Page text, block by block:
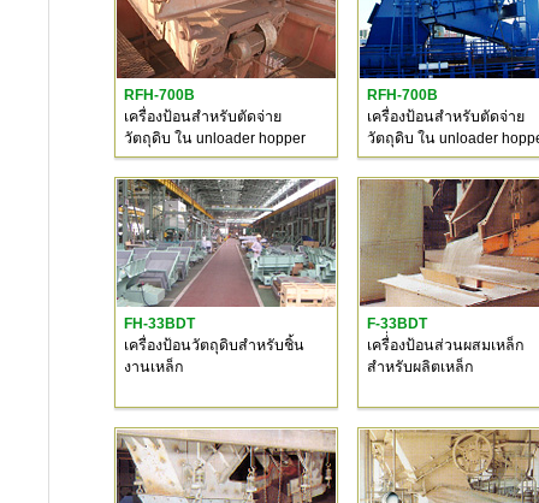
RFH-700B
เครื่องป้อนสำหรับตัดจ่าย
วัตถุดิบ ใน unloader hopper
RFH-700B
เครื่องป้อนสำหรับตัดจ่าย
วัตถุดิบ ใน unloader
FH-33BDT
เครื่องป้อนวัตถุดิบสำหรับชิ้น
งานเหล็ก
F-33BDT
เครื่่องป้อนส่วนผสมเหล็ก
สำหรับผลิตเหล็ก